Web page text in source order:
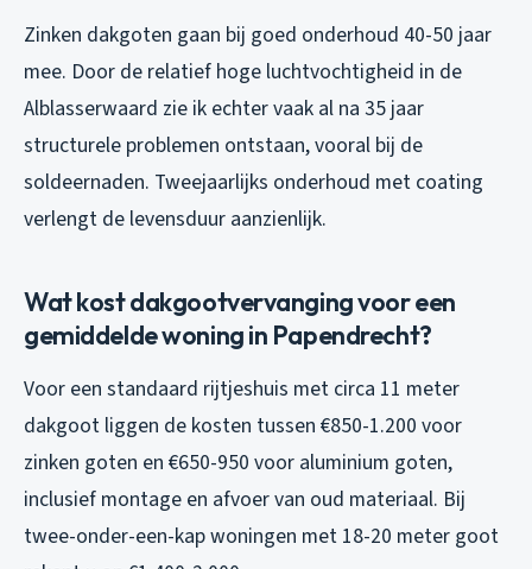
Zinken dakgoten gaan bij goed onderhoud 40-50 jaar
mee. Door de relatief hoge luchtvochtigheid in de
Alblasserwaard zie ik echter vaak al na 35 jaar
structurele problemen ontstaan, vooral bij de
soldeernaden. Tweejaarlijks onderhoud met coating
verlengt de levensduur aanzienlijk.
Wat kost dakgootvervanging voor een
gemiddelde woning in Papendrecht?
Voor een standaard rijtjeshuis met circa 11 meter
dakgoot liggen de kosten tussen €850-1.200 voor
zinken goten en €650-950 voor aluminium goten,
inclusief montage en afvoer van oud materiaal. Bij
twee-onder-een-kap woningen met 18-20 meter goot